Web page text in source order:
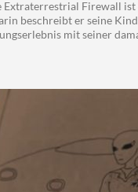
Extraterrestrial Firewall ist
beschreibt er seine
mit seiner